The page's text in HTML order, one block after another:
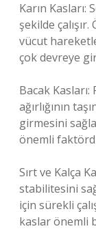
Karın Kasları:
şekilde
vücut
çok devreye
Bacak
ağırlığının
girmesini
önemli
Sırt ve Kalça
stabilitesini
için sürekli
kaslar önemli